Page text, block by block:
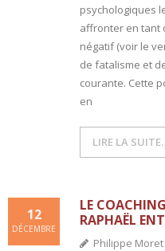
- Quality Teams
- L'intelligence émotionnelle
COACHING et CONSULTING
CONTACT
psychologiques
affronter en tant
négatif (voir le
de fatalisme et
courante. Cette
en
LIRE LA
LE
RAPHAËL
12
DÉCEMBRE
Philippe Moret